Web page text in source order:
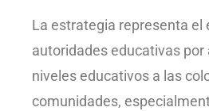
La estrategia representa el
autoridades educativas por
niveles educativos a las
comunidades,